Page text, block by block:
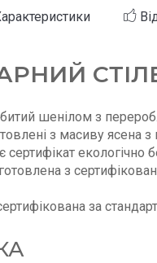
шенілом з
з масиву ясена з
сертифікат екологічно
з
за